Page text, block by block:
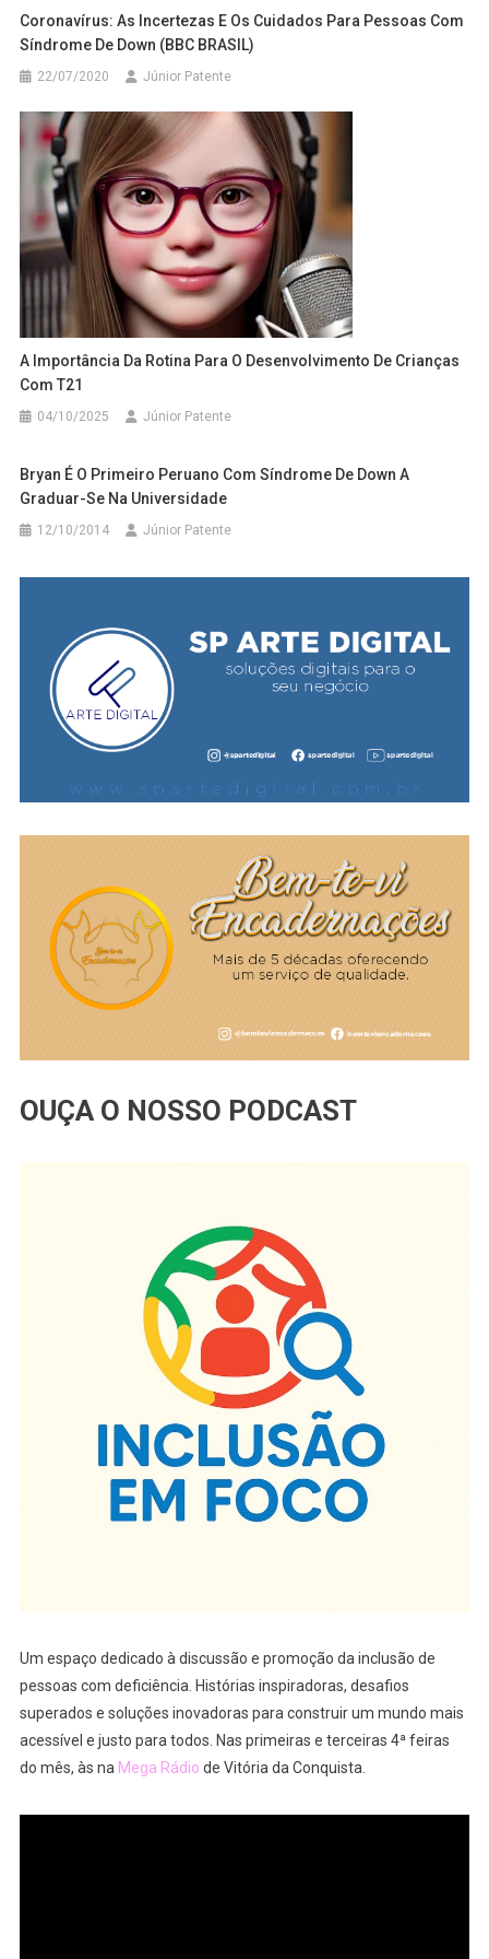
Coronavírus: As Incertezas E Os Cuidados Para Pessoas Com
Síndrome De Down (BBC BRASIL)
22/07/2020 Júnior Patente
A Importância Da Rotina Para O Desenvolvimento De Crianças
Com T21
04/10/2025 Júnior Patente
Bryan É O Primeiro Peruano Com Síndrome De Down A
Graduar-Se Na Universidade
12/10/2014 Júnior Patente
OUÇA O NOSSO PODCAST
Um espaço dedicado à discussão e promoção da inclusão de
pessoas com deficiência. Histórias inspiradoras, desafios
superados e soluções inovadoras para construir um mundo mais
acessível e justo para todos. Nas primeiras e terceiras 4ª feiras
do mês, às na Mega Rádio de Vitória da Conquista.